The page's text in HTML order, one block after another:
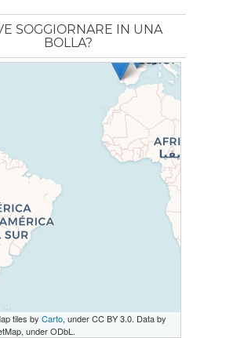
SOGGIORNARE IN UNA
BOLLA?
tiles by Carto, under CC BY 3.0. Data by
under ODbL.